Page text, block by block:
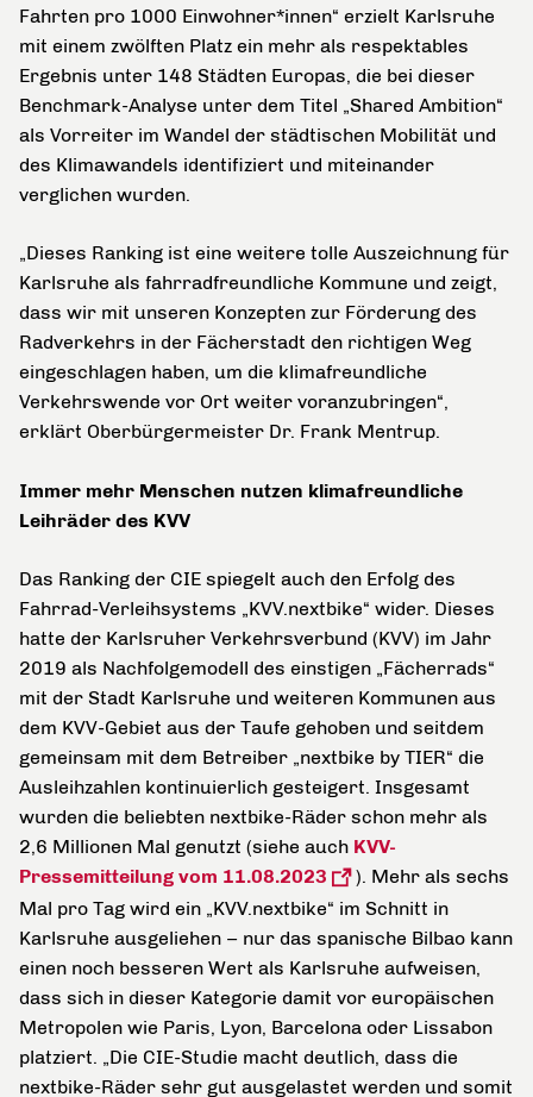
Fahrten pro 1000 Einwohner*innen“ erzielt Karlsruhe
mit einem zwölften Platz ein mehr als respektables
Ergebnis unter 148 Städten Europas, die bei dieser
Benchmark-Analyse unter dem Titel „Shared Ambition“
als Vorreiter im Wandel der städtischen Mobilität und
des Klimawandels identifiziert und miteinander
verglichen wurden.
„Dieses Ranking ist eine weitere tolle Auszeichnung für
Karlsruhe als fahrradfreundliche Kommune und zeigt,
dass wir mit unseren Konzepten zur Förderung des
Radverkehrs in der Fächerstadt den richtigen Weg
eingeschlagen haben, um die klimafreundliche
Verkehrswende vor Ort weiter voranzubringen“,
erklärt Oberbürgermeister Dr. Frank Mentrup.
Immer mehr Menschen nutzen klimafreundliche
Leihräder des KVV
Das Ranking der CIE spiegelt auch den Erfolg des
Fahrrad-Verleihsystems „KVV.nextbike“ wider. Dieses
hatte der Karlsruher Verkehrsverbund (KVV) im Jahr
2019 als Nachfolgemodell des einstigen „Fächerrads“
mit der Stadt Karlsruhe und weiteren Kommunen aus
dem KVV-Gebiet aus der Taufe gehoben und seitdem
gemeinsam mit dem Betreiber „nextbike by TIER“ die
Ausleihzahlen kontinuierlich gesteigert. Insgesamt
wurden die beliebten nextbike-Räder schon mehr als
2,6 Millionen Mal genutzt (siehe auch KVV-
Pressemitteilung vom 11.08.2023
). Mehr als sechs
Mal pro Tag wird ein „KVV.nextbike“ im Schnitt in
Karlsruhe ausgeliehen – nur das spanische Bilbao kann
einen noch besseren Wert als Karlsruhe aufweisen,
dass sich in dieser Kategorie damit vor europäischen
Metropolen wie Paris, Lyon, Barcelona oder Lissabon
platziert. „Die CIE-Studie macht deutlich, dass die
nextbike-Räder sehr gut ausgelastet werden und somit